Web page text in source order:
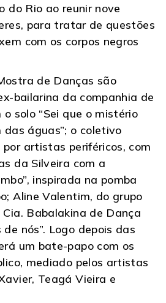
do Rio ao reunir nove
para tratar de questões
com os corpos negros
de Danças são
bailarina da companhia de
o solo “Sei que o mistério
águas”; o coletivo
artistas periféricos, com
da Silveira com a
inspirada na pomba
Aline Valentim, do grupo
Babalakina de Dança
de nós”. Logo depois das
um bate-papo com os
mediado pelos artistas
Teagá Vieira e